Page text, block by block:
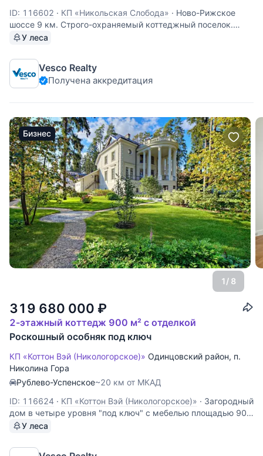
ID: 116602 · КП «Никольская Слобода» · Ново-Рижское
шоссе 9 км. Строго-охраняемый коттеджный поселок.
Усадьба 1200 кв.м с бассейном, готовая к проживанию.
гостиная, кухня основная и кухня дополнительная,
гостевой санузел,
У леса
Vesco Realty
Получена аккредитация
Бизнес
1/ 8
319 680 000 ₽
2-этажный коттедж 900 м² с отделкой
Роскошный особняк под ключ
КП «Коттон Вэй (Никологорское)» Одинцовский район, п.
Николина Гора
Рублево-Успенское~20 км от МКАД
ID: 116624 · КП «Коттон Вэй (Никологорское)» · Загородный
дом в четыре уровня "под ключ" с мебелью площадью 900
кв.м. посажен на лесной участок правильной формы
поселков - Коттон Вей. 1 этаж: холл, гардеробная для
У леса